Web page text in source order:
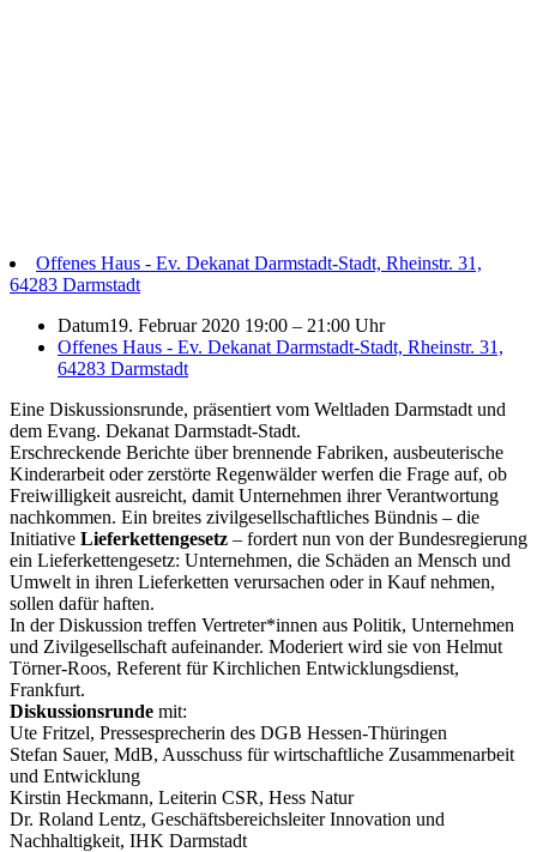
Offenes Haus - Ev. Dekanat Darmstadt-Stadt, Rheinstr. 31,
64283 Darmstadt
Datum19. Februar 2020 19:00 – 21:00 Uhr
Offenes Haus - Ev. Dekanat Darmstadt-Stadt, Rheinstr. 31,
64283 Darmstadt
Eine Diskussionsrunde, präsentiert vom Weltladen Darmstadt und
dem Evang. Dekanat Darmstadt-Stadt.
Erschreckende Berichte über brennende Fabriken, ausbeuterische
Kinderarbeit oder zerstörte Regenwälder werfen die Frage auf, ob
Freiwilligkeit ausreicht, damit Unternehmen ihrer Verantwortung
nachkommen. Ein breites zivilgesellschaftliches Bündnis – die
Initiative Lieferkettengesetz – fordert nun von der Bundesregierung
ein Lieferkettengesetz: Unternehmen, die Schäden an Mensch und
Umwelt in ihren Lieferketten verursachen oder in Kauf nehmen,
sollen dafür haften.
In der Diskussion treffen Vertreter*innen aus Politik, Unternehmen
und Zivilgesellschaft aufeinander. Moderiert wird sie von Helmut
Törner-Roos, Referent für Kirchlichen Entwicklungsdienst,
Frankfurt.
Diskussionsrunde mit:
Ute Fritzel, Pressesprecherin des DGB Hessen-Thüringen
Stefan Sauer, MdB, Ausschuss für wirtschaftliche Zusammenarbeit
und Entwicklung
Kirstin Heckmann, Leiterin CSR, Hess Natur
Dr. Roland Lentz, Geschäftsbereichsleiter Innovation und
Nachhaltigkeit, IHK Darmstadt